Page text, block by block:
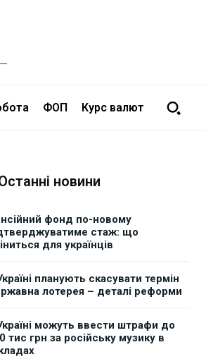
ФОП Курс валют
новини
фонд по-новому
стаж: що
для українців
планують скасувати термін
лотерея – деталі реформи
можуть ввести штрафи до
тис грн за російську музику в